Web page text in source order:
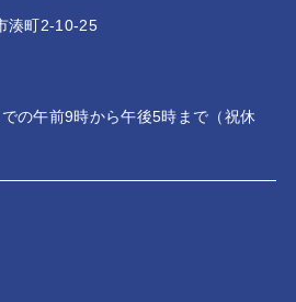
湊町2-10-25
の午前9時から午後5時まで（祝休